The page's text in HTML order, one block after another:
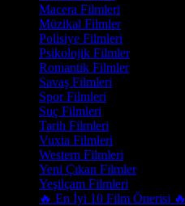
Macera Filmleri
Müzikal Filmler
Polisiye Filmleri
Psikolojik Filmler
Romantik Filmler
Savaş Filmleri
Spor Filmleri
Suç Filmleri
Tarih Filmleri
Vuxia Filmleri
Western Filmleri
Yeni Çıkan Filmler
Yeşilçam Filmleri
🔥 En İyi 10 Film Önerisi 🔥